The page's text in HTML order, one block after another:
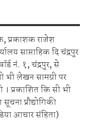
प्रकाशक राजेश
साप्ताहिक दि चंद्रपुर
नं. १, चंद्रपुर, से
भी लेखन सामग्री पर
प्रकाशित कि सी भी
प्रौद्योगिकी
आचार संहिता)